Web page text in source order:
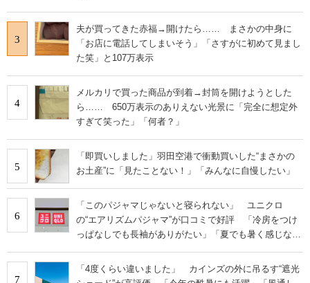
3
夫が買ってきた赤福→開けたら…… まさかの中身に
「お店に電話してしまいそう」「さすがに初めて見まし
た笑」と107万表示
4
メルカリで買った商品が到着→封筒を開けようとした
ら…… 650万表示のありえない光景に「完全に想定外
すぎて笑った」「何者？」
5
「即買いしました」羽田空港で衝動買いした“まさかの
お土産”に「見たことない！」「みんなに自慢したい」
6
「このパジャマじゃないと寝られない」 ユニクロ
の“エアリズムパジャマ”が口コミで好評 「冷房をつけ
っぱなしでも長袖がありがたい」「夏でも暑く感じな
7
「4度くらい違いました」 カインズの外に吊るす“遮光